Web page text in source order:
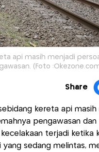
api masih menjadi
(Foto
Share
kereta api masih
pengawasan dan
terjadi ketika
sedang melintas,